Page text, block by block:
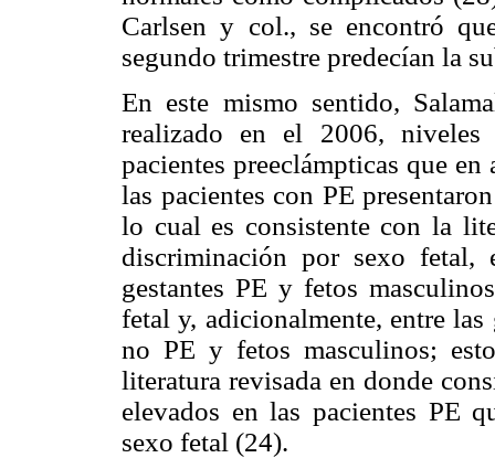
Carlsen y col., se encontró
segundo trimestre predecían la
En este mismo sentido,
realizado en el 2006, niveles
pacientes preeclámpticas que
las pacientes con PE
lo cual es consistente con la
discriminación por sexo fetal,
gestantes PE y fetos
fetal y, adicionalmente, entre
no PE y fetos masculinos;
literatura revisada en donde
elevados en las pacientes PE
sexo fetal (24).